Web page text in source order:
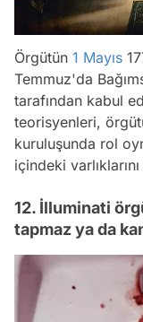
Örgütün 1 Mayıs
Temmuz'da
tarafından kabul
teorisyenleri,
kuruluşunda rol
içindeki
12. İlluminati
tapmaz ya da